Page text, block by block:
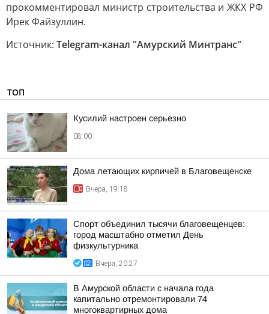
прокомментировал министр строительства и ЖКХ РФ
Ирек Файзуллин.
Источник: Telegram-канал "Амурский Минтранс"
ТОП
Кусилий настроен серьезно
08:00
Дома летающих кирпичей в Благовещенске
Вчера, 19:18
Спорт объединил тысячи благовещенцев:
город масштабно отметил День
физкультурника
Вчера, 20:27
В Амурской области с начала года
капитально отремонтировали 74
многоквартирных дома